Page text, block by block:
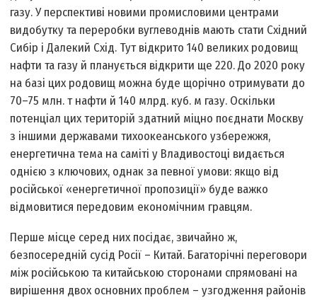
газу. У перспективі новими промисловими центрами
видобутку та переробки вуглеводнів мають стати Східний
Сибір і Далекий Схід. Тут відкрито 140 великих родовищ
нафти та газу й планується відкрити ще 220. До 2020 року
на базі цих родовищ можна буде щорічно отримувати до
70–75 млн. т нафти й 140 млрд. куб. м газу. Оскільки
потенціал цих територій здатний міцно поєднати Москву
з іншими державами тихоокеанського узбережжя,
енергетична тема на саміті у Владивостоці видається
однією з ключових, однак за певної умови: якщо від
російської «енергетичної пропозиції» буде важко
відмовитися передовим економічним гравцям.
Перше місце серед них посідає, звичайно ж,
безпосередній сусід Росії – Китай. Багаторічні переговори
між російською та китайською сторонами спрямовані на
вирішення двох основних проблем – узгодження районів